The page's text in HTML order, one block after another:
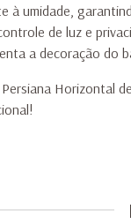
à umidade,
de luz e
a decoração do
Horizontal